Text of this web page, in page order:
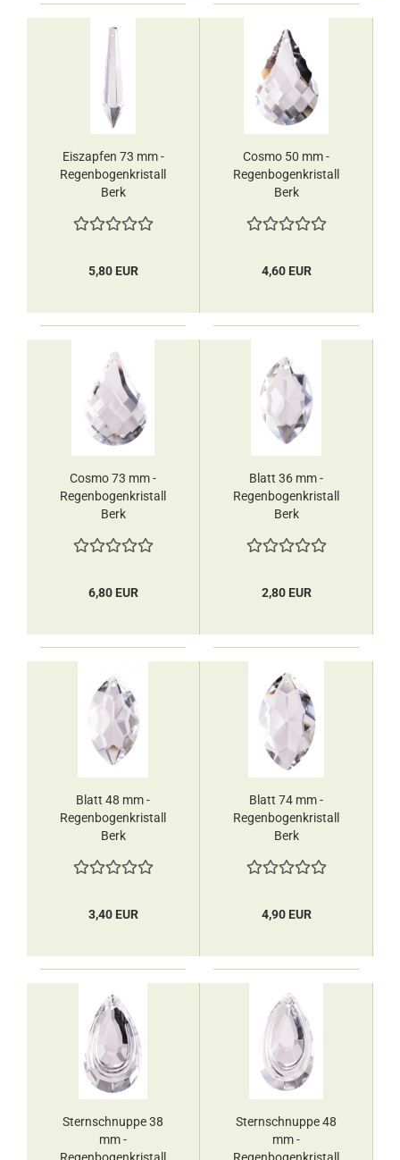
Eiszapfen 73 mm -
Regenbogenkristall
Berk
5,80 EUR
Cosmo 50 mm -
Regenbogenkristall
Berk
4,60 EUR
Cosmo 73 mm -
Regenbogenkristall
Berk
6,80 EUR
Blatt 36 mm -
Regenbogenkristall
Berk
2,80 EUR
Blatt 48 mm -
Regenbogenkristall
Berk
3,40 EUR
Blatt 74 mm -
Regenbogenkristall
Berk
4,90 EUR
Sternschnuppe 38
mm -
Sternschnuppe 48
mm -